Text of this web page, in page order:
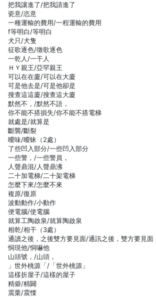
把我讓進了/把我請進了
瓷意/恣意
一種運輸的費用/一程運輸的費用
f等明白/等明白
犬只/犬隻
征歌逐色/徵歌逐色
一乾人/一干人
ＨＹ親王/亞罕親王
可以在在廈/可以在大廈
可是他去是/可是他卻是
搜查這這廈/搜查這大廈
默然不，/默然不語，
你不能不搭損失/你不能不搭電梯
就處是/就算是
斷襲/斷裂
曖味/曖昧（2處）
了些凹入部分/一些凹入部分
一些警，/一些警員，
人聲鼎混/人聲鼎沸
二十加電梯/二十架電梯
怎麼下來/怎麼不來
複原/復原
波動動作/小動作
便電腦/使電腦
就算工陶啟泉/就算陶啟泉
相乾/相干（3處）
通讀之後，之後雙方要見面/通訊之後，雙方要見面
恫現他/恫嚇他
山頭號，/山頭，
」世外桃源「/「世外桃源」
這樣折屋子/這樣的屋子
精僻/精闢
震栗/震慄